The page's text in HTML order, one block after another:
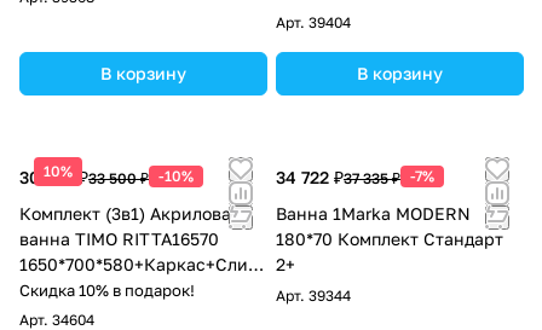
В корзину
Арт. 39404
В корзину
10%
30 150 ₽33 500 ₽ -10%
Комплект (3в1) Акриловая
ванна TIMO RITTA16570
1650*700*580+Каркас+Слив-
перелив
Скидка 10% в подарок!
Арт. 34604
34 722 ₽37 335 ₽ -7%
Ванна 1Marka MODERN
180*70 Комплект Стандарт
2+
Арт. 39344